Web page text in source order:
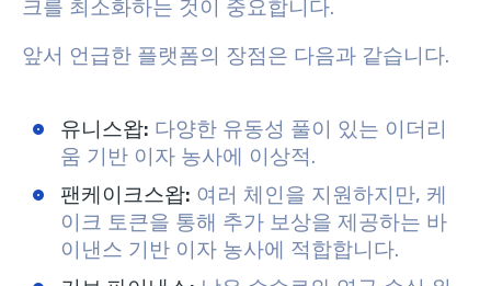
크를 최소화하는 것이 중요합니다.
앞서 언급한 플랫폼의 장점은 다음과 같습니다.
유니스왑: 다양한 유동성 풀이 있는 이더리
움 기반 이자 농사에 이상적.
팬케이크스왑: 여러 체인을 지원하지만, 케
이크 토큰을 통해 추가 보상을 제공하는 바
이낸스 기반 이자 농사에 적합합니다.